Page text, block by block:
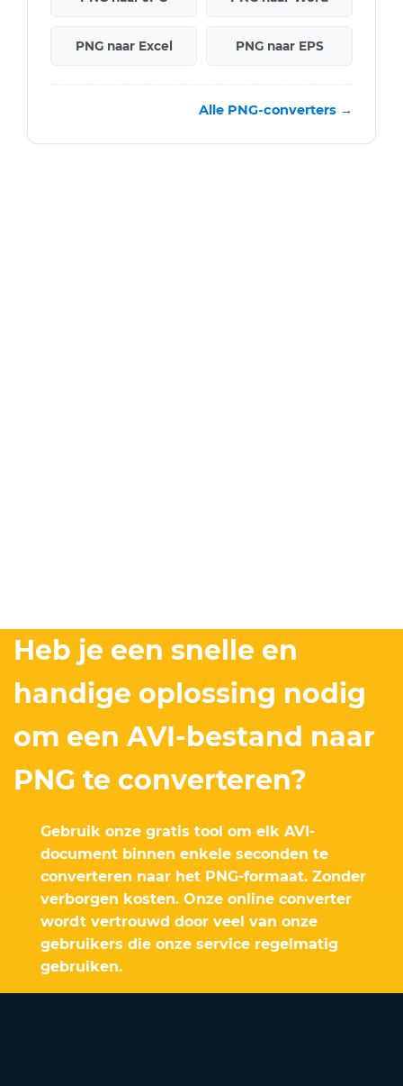
PNG naar Excel PNG naar EPS
Alle PNG-converters →
Heb je een snelle en
handige oplossing nodig
om een AVI-bestand naar
PNG te converteren?
Gebruik onze gratis tool om elk AVI-
document binnen enkele seconden te
converteren naar het PNG-formaat. Zonder
verborgen kosten. Onze online converter
wordt vertrouwd door veel van onze
gebruikers die onze service regelmatig
gebruiken.